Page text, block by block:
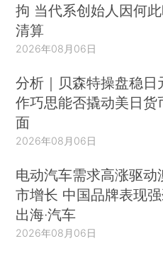
拘 当代系创始人因何
清算
2026年08月06日
分析｜贝森特操盘稳日
作巧思能否撬动美日货
面
2026年08月06日
电动汽车需求高涨驱动
市增长 中国品牌表现强
出海·汽车
2026年08月06日